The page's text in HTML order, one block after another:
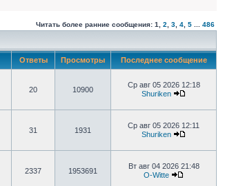
Читать более ранние сообщения: 1 2 3 4 5 486
Ответы Просмотры Последнее сообщение
20 10900
Ср авг 05 2026 12:18
Shuriken
31 1931
Ср авг 05 2026 12:11
Shuriken
2337 1953691
Вт авг 04 2026 21:48
O-Witte